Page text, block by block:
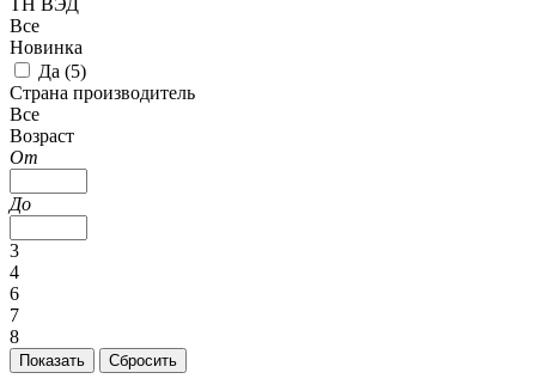
ТН ВЭД
Все
Новинка
Да (5)
Страна производитель
Все
Возраст
От
До
3
4
6
7
8